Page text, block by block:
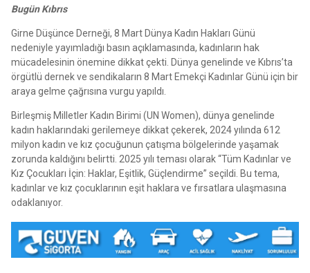
Bugün Kıbrıs
Girne Düşünce Derneği, 8 Mart Dünya Kadın Hakları Günü
nedeniyle yayımladığı basın açıklamasında, kadınların hak
mücadelesinin önemine dikkat çekti. Dünya genelinde ve Kıbrıs’ta
örgütlü dernek ve sendikaların 8 Mart Emekçi Kadınlar Günü için bir
araya gelme çağrısına vurgu yapıldı.
Birleşmiş Milletler Kadın Birimi (UN Women), dünya genelinde
kadın haklarındaki gerilemeye dikkat çekerek, 2024 yılında 612
milyon kadın ve kız çocuğunun çatışma bölgelerinde yaşamak
zorunda kaldığını belirtti. 2025 yılı teması olarak “Tüm Kadınlar ve
Kız Çocukları İçin: Haklar, Eşitlik, Güçlendirme” seçildi. Bu tema,
kadınlar ve kız çocuklarının eşit haklara ve fırsatlara ulaşmasına
odaklanıyor.